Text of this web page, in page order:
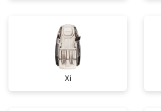
Xi